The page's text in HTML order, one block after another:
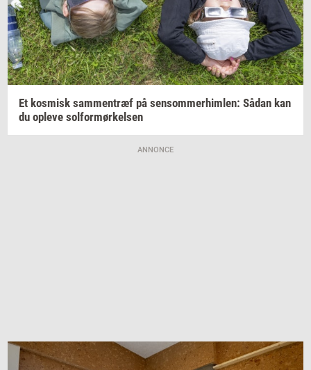
Et kos­misk sam­men­træf på sen­som­mer­him­len: Sådan kan
du op­le­ve sol­for­mør­kel­sen
ANNONCE